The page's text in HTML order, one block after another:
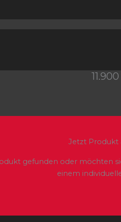
Jetzt Produkt
gefunden oder möchten
einem